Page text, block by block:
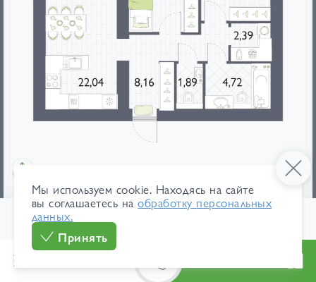
Мы используем cookie. Находясь на сайте
вы соглашаетесь наобработку персональных
данных.
Принять
мебель
площади
125 400 ₽/м²
8 015 568 ₽ от 37 918 ₽/мес